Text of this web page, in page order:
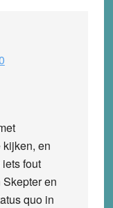
en
fout
en
quo in